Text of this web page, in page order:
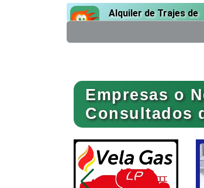
Alquiler de Trajes de
Animadores de
Artes Gráficas
Empresas o
Consultados